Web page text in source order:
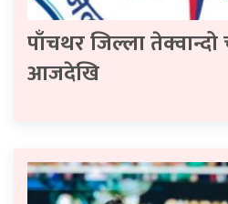
पाँचथर जिल्ला तेक्वान्दो
आजदेखि